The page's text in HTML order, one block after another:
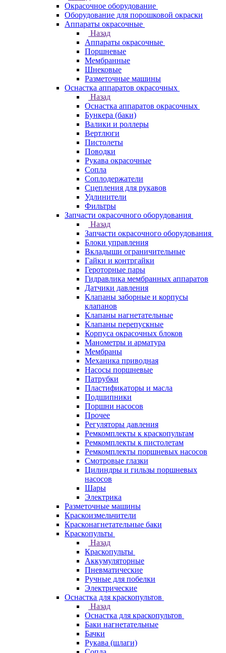
Окрасочное оборудование
Оборудование для порошковой окраски
Аппараты окрасочные
Назад
Аппараты окрасочные
Поршневые
Мембранные
Шнековые
Разметочные машины
Оснастка аппаратов окрасочных
Назад
Оснастка аппаратов окрасочных
Бункера (баки)
Валики и роллеры
Вертлюги
Пистолеты
Поводки
Рукава окрасочные
Сопла
Соплодержатели
Сцепления для рукавов
Удлинители
Фильтры
Запчасти окрасочного оборудования
Назад
Запчасти окрасочного оборудования
Блоки управления
Вкладыши ограничительные
Гайки и контргайки
Героторные пары
Гидравлика мембранных аппаратов
Датчики давления
Клапаны заборные и корпусы
клапанов
Клапаны нагнетательные
Клапаны перепускные
Корпуса окрасочных блоков
Манометры и арматура
Мембраны
Механика приводная
Насосы поршневые
Патрубки
Пластификаторы и масла
Подшипники
Поршни насосов
Прочее
Регуляторы давления
Ремкомплекты к краскопультам
Ремкомплекты к пистолетам
Ремкомплекты поршневых насосов
Смотровые глазки
Цилиндры и гильзы поршневых
насосов
Шары
Электрика
Разметочные машины
Краскоизмельчители
Красконагнетательные баки
Краскопульты
Назад
Краскопульты
Аккумуляторные
Пневматические
Ручные для побелки
Электрические
Оснастка для краскопультов
Назад
Оснастка для краскопультов
Баки нагнетательные
Бачки
Рукава (шлаги)